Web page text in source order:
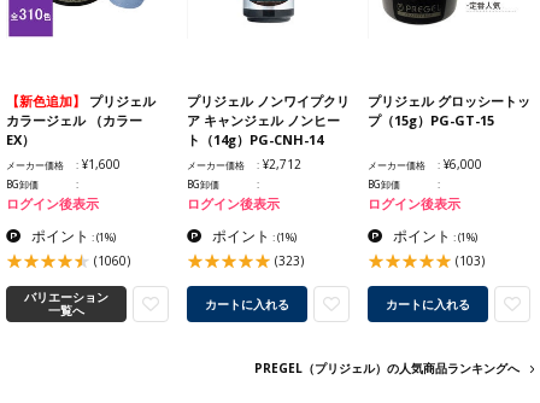
【新色追加】
カラージェル （カラー
EX）
メーカー価格 ¥1,600
BG卸価
ログイン後表示
ポイント :(1%)
(1060)
バリエーション
一覧へ
プリジェル ノンワイプクリ
ア キャンジェル ノンヒー
ト（14g）PG-CNH-14
メーカー価格 ¥2,712
BG卸価
ログイン後表示
ポイント :(1%)
(323)
カートに入れる
プリジェル グロッシートッ
プ（15g）PG-GT-15
メーカー価格 ¥6,000
BG卸価
ログイン後表示
ポイント :(1%)
(103)
カートに入れる
PREGEL（プリジェル）の人気商品ランキングへ